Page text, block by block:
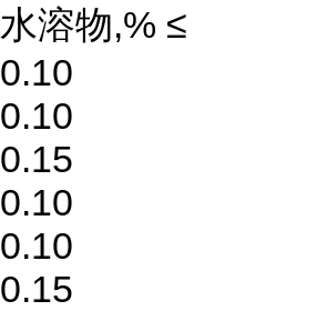
水溶物,% ≤
0.10
0.10
0.15
0.10
0.10
0.15